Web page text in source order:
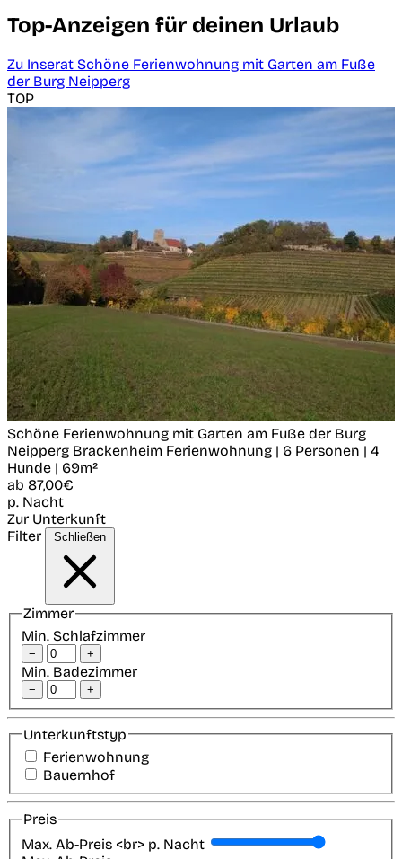
Top-Anzeigen für deinen Urlaub
Zu Inserat Schöne Ferienwohnung mit Garten am Fuße
der Burg Neipperg
TOP
Schöne Ferienwohnung mit Garten am Fuße der Burg
Neipperg Brackenheim Ferienwohnung | 6 Personen | 4
Hunde | 69m²
ab 87,00€
p. Nacht
Zur Unterkunft
Filter
Schließen
Zimmer
Min. Schlafzimmer
− +
Min. Badezimmer
− +
Unterkunftstyp
Ferienwohnung
Bauernhof
Preis
Max. Ab-Preis <br> p. Nacht